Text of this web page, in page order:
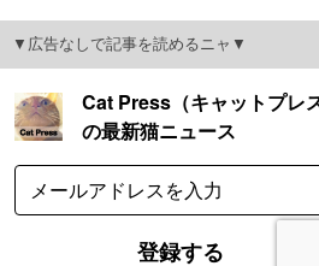
▼広告なしで記事を読めるニャ▼